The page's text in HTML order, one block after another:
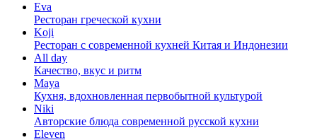
Eva
Ресторан греческой кухни
Koji
Ресторан с cовременной кухней Китая и Индонезии
All day
Качество, вкус и ритм
Maya
Кухня, вдохновленная первобытной культурой
Niki
Авторские блюда современной русской кухни
Eleven